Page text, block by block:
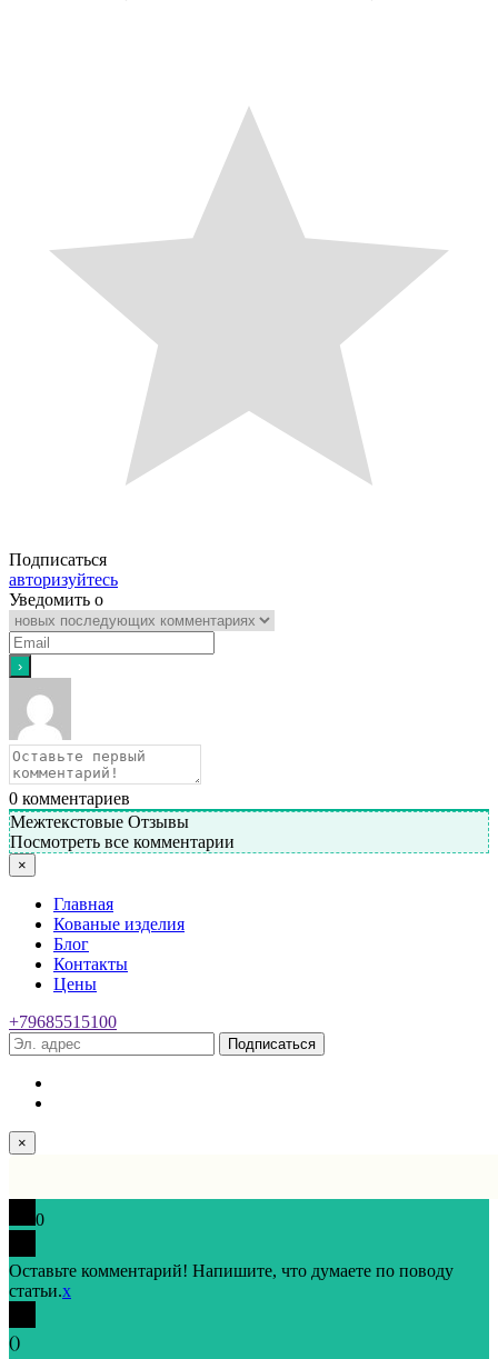
Подписаться
авторизуйтесь
Уведомить о
0 комментариев
Межтекстовые Отзывы
Посмотреть все комментарии
×
Главная
Кованые изделия
Блог
Контакты
Цены
+79685515100
Подписаться
×
0
Оставьте комментарий! Напишите, что думаете по поводу
статьи.x
()